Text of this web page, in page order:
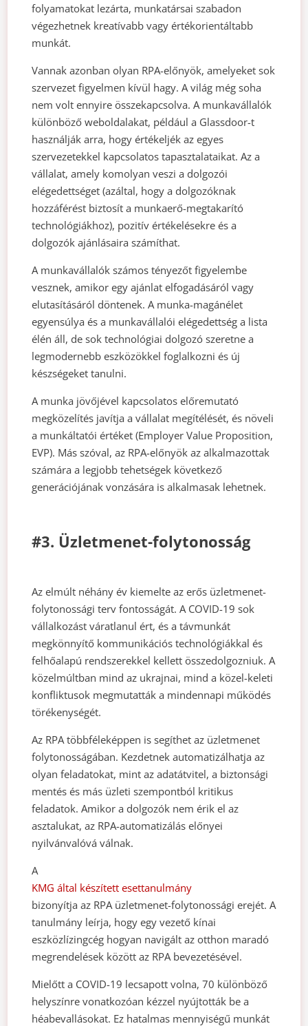
folyamatokat lezárta, munkatársai szabadon
végezhetnek kreatívabb vagy értékorientáltabb
munkát.
Vannak azonban olyan RPA-előnyök, amelyeket sok
szervezet figyelmen kívül hagy. A világ még soha
nem volt ennyire összekapcsolva. A munkavállalók
különböző weboldalakat, például a Glassdoor-t
használják arra, hogy értékeljék az egyes
szervezetekkel kapcsolatos tapasztalataikat. Az a
vállalat, amely komolyan veszi a dolgozói
elégedettséget (azáltal, hogy a dolgozóknak
hozzáférést biztosít a munkaerő-megtakarító
technológiákhoz), pozitív értékelésekre és a
dolgozók ajánlásaira számíthat.
A munkavállalók számos tényezőt figyelembe
vesznek, amikor egy ajánlat elfogadásáról vagy
elutasításáról döntenek. A munka-magánélet
egyensúlya és a munkavállalói elégedettség a lista
élén áll, de sok technológiai dolgozó szeretne a
legmodernebb eszközökkel foglalkozni és új
készségeket tanulni.
A munka jövőjével kapcsolatos előremutató
megközelítés javítja a vállalat megítélését, és növeli
a munkáltatói értéket (Employer Value Proposition,
EVP). Más szóval, az RPA-előnyök az alkalmazottak
számára a legjobb tehetségek következő
generációjának vonzására is alkalmasak lehetnek.
#3. Üzletmenet-folytonosság
Az elmúlt néhány év kiemelte az erős üzletmenet-
folytonossági terv fontosságát. A COVID-19 sok
vállalkozást váratlanul ért, és a távmunkát
megkönnyítő kommunikációs technológiákkal és
felhőalapú rendszerekkel kellett összedolgozniuk. A
közelmúltban mind az ukrajnai, mind a közel-keleti
konfliktusok megmutatták a mindennapi működés
törékenységét.
Az RPA többféleképpen is segíthet az üzletmenet
folytonosságában. Kezdetnek automatizálhatja az
olyan feladatokat, mint az adatátvitel, a biztonsági
mentés és más üzleti szempontból kritikus
feladatok. Amikor a dolgozók nem érik el az
asztalukat, az RPA-automatizálás előnyei
nyilvánvalóvá válnak.
A
KMG által készített esettanulmány
bizonyítja az RPA üzletmenet-folytonossági erejét. A
tanulmány leírja, hogy egy vezető kínai
eszközlízingcég hogyan navigált az otthon maradó
megrendelések között az RPA bevezetésével.
Mielőtt a COVID-19 lecsapott volna, 70 különböző
helyszínre vonatkozóan kézzel nyújtották be a
héabevallásokat. Ez hatalmas mennyiségű munkát